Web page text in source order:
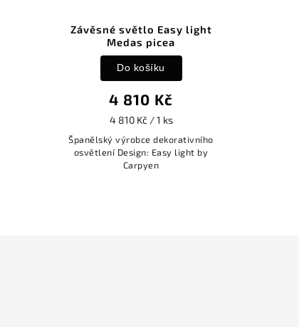
Závěsné světlo Easy light
Medas picea
4 810 Kč
4 810 Kč / 1 ks
Do košíku
Španělský výrobce dekorativního
osvětlení Design: Easy light by
Carpyen